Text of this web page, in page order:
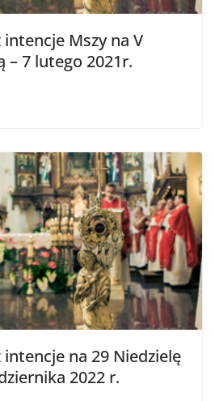
intencje Mszy na V
– 7 lutego 2021r.
intencje na 29 Niedzielę
2022 r.